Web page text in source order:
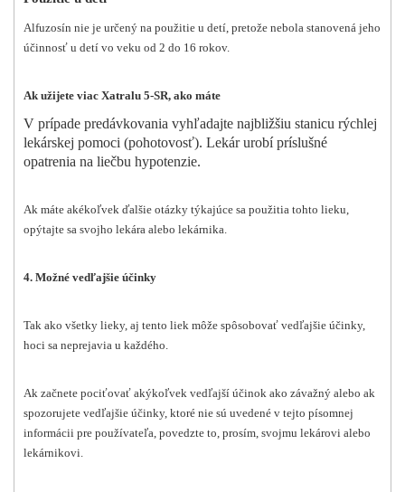
Alfuzosín nie je určený na použitie u detí, pretože nebola stanovená jeho
účinnosť u detí vo veku od 2 do 16 rokov.
Ak užijete viac Xatralu 5-SR, ako máte
V prípade predávkovania vyhľadajte najbližšiu stanicu rýchlej
lekárskej pomoci (pohotovosť). Lekár urobí príslušné
opatrenia na liečbu hypotenzie.
Ak máte akékoľvek ďalšie otázky týkajúce sa použitia tohto lieku,
opýtajte sa svojho lekára alebo lekárnika.
4. Možné vedľajšie účinky
Tak ako všetky lieky, aj tento liek môže spôsobovať vedľajšie účinky,
hoci sa neprejavia u každého.
Ak začnete pociťovať akýkoľvek vedľajší účinok ako závažný alebo ak
spozorujete vedľajšie účinky, ktoré nie sú uvedené v tejto písomnej
informácii pre používateľa, povedzte to, prosím, svojmu lekárovi alebo
lekárnikovi.